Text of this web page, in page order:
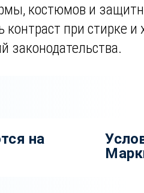
костюмов и
контраст при стирке
законодательства.
на